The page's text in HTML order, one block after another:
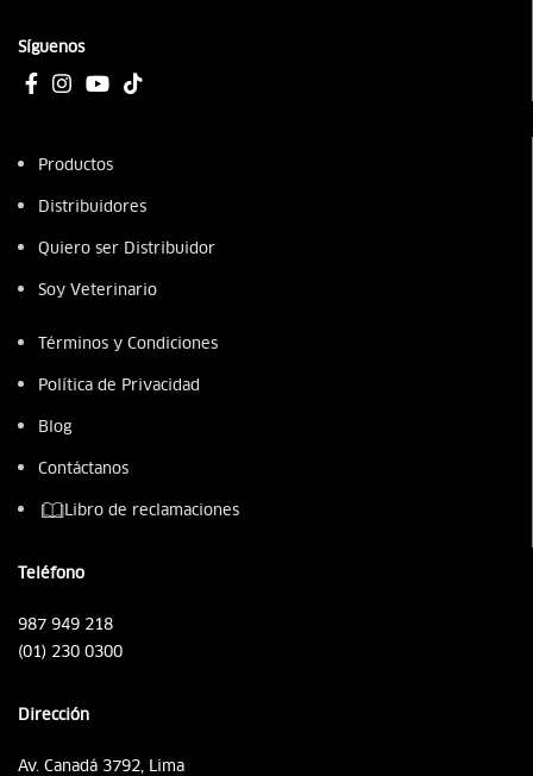
Síguenos
Productos
Distribuidores
Quiero ser Distribuidor
Soy Veterinario
Términos y Condiciones
Política de Privacidad
Blog
Contáctanos
Libro de reclamaciones
Teléfono
987 949 218
(01) 230 0300
Dirección
Av. Canadá 3792, Lima